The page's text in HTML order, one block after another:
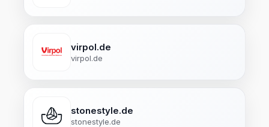
virpol.de
virpol.de
stonestyle.de
stonestyle.de